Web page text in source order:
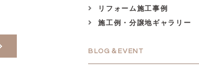
リフォーム施工事例
施工例・分譲地ギャラリー
BLOG＆EVENT